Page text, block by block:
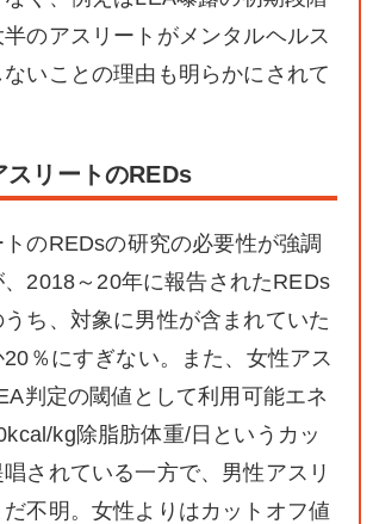
のアスリートがメンタルヘルス
いことの理由も明らかにされて
スリートのREDs
のREDsの研究の必要性が強調
、2018～20年に報告されたREDs
ち、対象に男性が含まれていた
％にすぎない。また、女性アス
判定の閾値として利用可能エネ
kg除脂肪体重/日というカッ
唱されている一方で、男性アスリ
不明。女性よりはカットオフ値